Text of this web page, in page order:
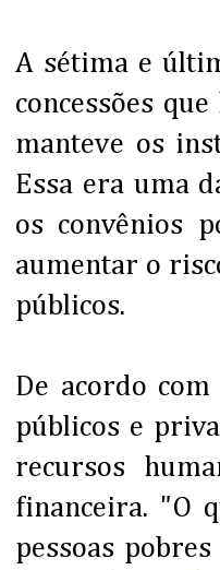
A sétima e
concessões
manteve os
Essa era uma
os convênios
aumentar o
públicos.
De acordo
públicos e
recursos
financeira. "O
pessoas